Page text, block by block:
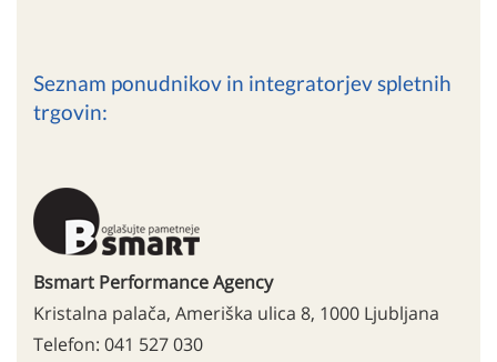
Seznam ponudnikov in integratorjev spletnih
trgovin:
Bsmart Performance Agency
Kristalna palača, Ameriška ulica 8, 1000 Ljubljana
Telefon: 041 527 030